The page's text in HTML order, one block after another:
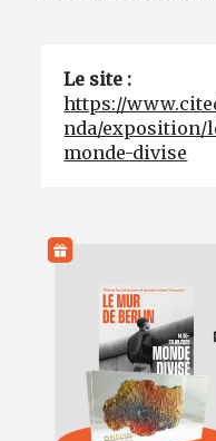
Le site :
https://
nda/exposition/
monde-divise